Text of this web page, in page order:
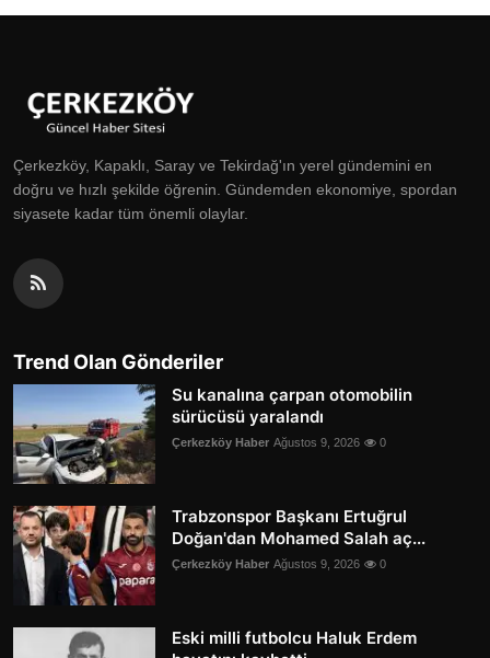
Çerkezköy, Kapaklı, Saray ve Tekirdağ'ın yerel gündemini en
doğru ve hızlı şekilde öğrenin. Gündemden ekonomiye, spordan
siyasete kadar tüm önemli olaylar.
Trend Olan Gönderiler
Su kanalına çarpan otomobilin
sürücüsü yaralandı
Çerkezköy Haber Ağustos 9, 2026 0
Trabzonspor Başkanı Ertuğrul
Doğan'dan Mohamed Salah aç...
Çerkezköy Haber Ağustos 9, 2026 0
Eski milli futbolcu Haluk Erdem